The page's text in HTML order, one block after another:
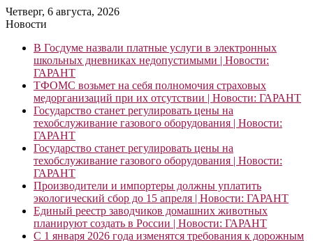
Четверг, 6 августа, 2026
Новости
В Госдуме назвали платные услуги в электронных
школьных дневниках недопустимыми | Новости:
ГАРАНТ
ТФОМС возьмет на себя полномочия страховых
медорганизаций при их отсутствии | Новости: ГАРАНТ
Государство станет регулировать цены на
техобслуживание газового оборудования | Новости:
ГАРАНТ
Государство станет регулировать цены на
техобслуживание газового оборудования | Новости:
ГАРАНТ
Производители и импортеры должны уплатить
экологический сбор до 15 апреля | Новости: ГАРАНТ
Единый реестр заводчиков домашних животных
планируют создать в России | Новости: ГАРАНТ
С 1 января 2026 года изменятся требования к дорожным